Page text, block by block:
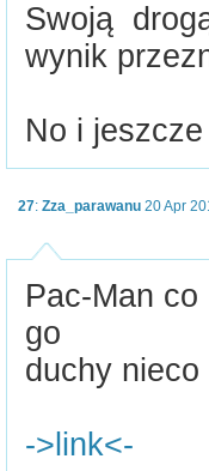
Swoją
wynik
No i
27: Zza_parawanu 20 Apr
Pac-Man
go
duchy nieco
->link<-